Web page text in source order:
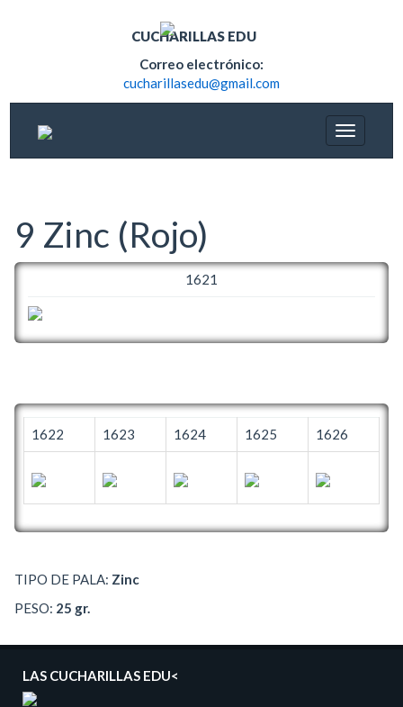
CUCHARILLAS EDU
Correo electrónico:
cucharillasedu@gmail.com
9 Zinc (Rojo)
1621
1622 1623 1624 1625 1626
TIPO DE PALA: Zinc
PESO: 25 gr.
LAS CUCHARILLAS EDU<